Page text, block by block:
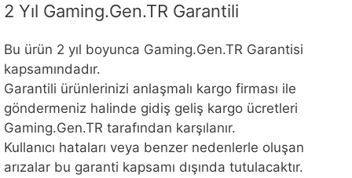
2 Yıl Gaming.Gen.TR Garantili
Bu ürün 2 yıl boyunca Gaming.Gen.TR Garantisi
kapsamındadır.
Garantili ürünlerinizi anlaşmalı kargo firması ile
göndermeniz halinde gidiş geliş kargo ücretleri
Gaming.Gen.TR tarafından karşılanır.
Kullanıcı hataları veya benzer nedenlerle oluşan
arızalar bu garanti kapsamı dışında tutulacaktır.